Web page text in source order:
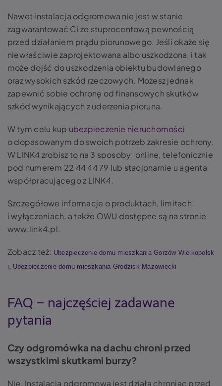
Nawet instalacja odgromowa nie jest w stanie
zagwarantować Ci ze stuprocentową pewnością
przed działaniem prądu piorunowego. Jeśli okaże się
niewłaściwie zaprojektowana albo uszkodzona, i tak
może dojść do uszkodzenia obiektu budowlanego
oraz wysokich szkód rzeczowych. Możesz jednak
zapewnić sobie ochronę od finansowych skutków
szkód wynikających z uderzenia pioruna.
W tym celu kup ubezpieczenie nieruchomości
o dopasowanym do swoich potrzeb zakresie ochrony.
W LINK4 zrobisz to na 3 sposoby: online, telefonicznie
pod numerem 22 44 44 79 lub stacjonarnie u agenta
współpracującego z LINK4.
Szczegółowe informacje o produktach, limitach
i wyłączeniach, a także OWU dostępne są na stronie
www.link4.pl.
Zobacz też: Ubezpieczenie domu mieszkania Gorzów Wielkopolsk
i, Ubezpieczenie domu mieszkania Grodzisk Mazowiecki
FAQ – najczęściej zadawane
pytania
Czy odgromówka na dachu chroni przed
wszystkimi skutkami burzy?
Nie. Instalacja odgromowa jest działa chroniąc przed